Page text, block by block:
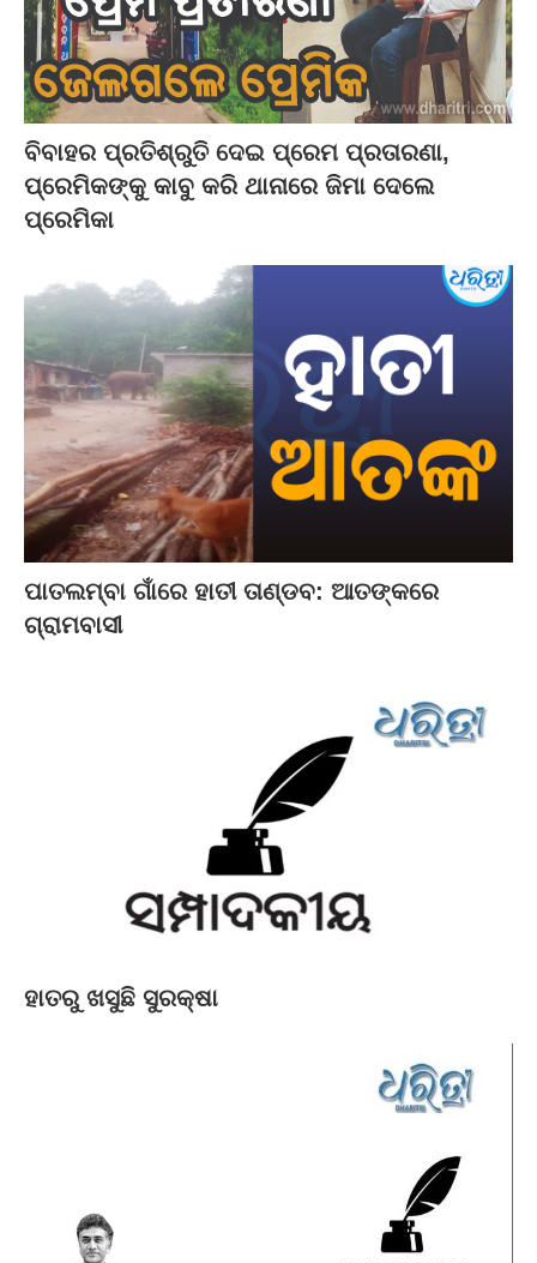
ବିବାହର ପ୍ରତିଶ୍ରୁତି ଦେଇ ପ୍ରେମ ପ୍ରତାରଣା,
ପ୍ରେମିକଙ୍କୁ କାବୁ କରି ଥାନାରେ ଜିମା ଦେଲେ
ପ୍ରେମିକା
ପାତଲମ୍ବା ଗାଁରେ ହାତୀ ତାଣ୍ଡବ: ଆତଙ୍କରେ
ଗ୍ରାମବାସୀ
ହାତରୁ ଖସୁଛି ସୁରକ୍ଷା